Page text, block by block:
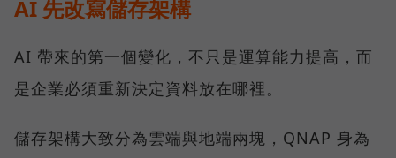
AI 先改寫儲存架構
AI 帶來的第一個變化，不只是運算能力提高，而
是企業必須重新決定資料放在哪裡。
儲存架構大致分為雲端與地端兩塊，QNAP 身為